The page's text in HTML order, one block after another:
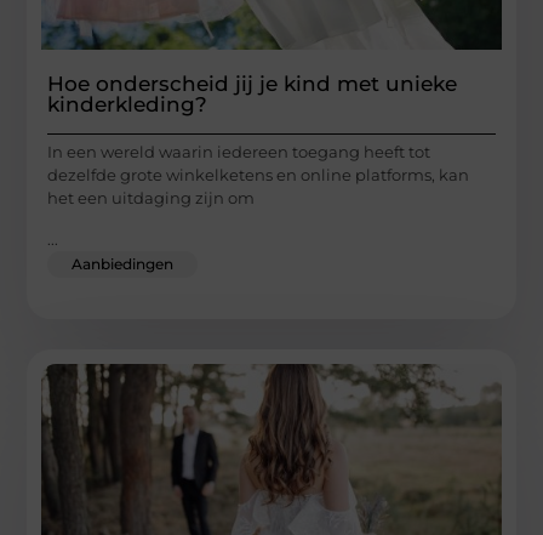
Hoe onderscheid jij je kind met unieke
kinderkleding?
In een wereld waarin iedereen toegang heeft tot
dezelfde grote winkelketens en online platforms, kan
het een uitdaging zijn om
Aanbiedingen